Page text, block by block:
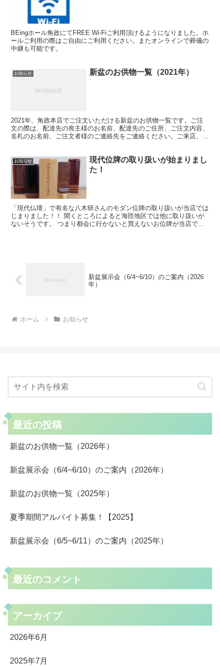
BEingホール角政にてFREE Wi-Fiご利用頂けるようになりました。ホ
ールご利用の際はご自由にご利用ください。またオンラインで葬儀の
中継も可能です。
お知らせ 新盆のお供物一覧（2021年）
2021年、角政本店でご注文いただける新盆のお供物一覧です。ご注
文の際は、配達先の喪主様のお名前、配達先のご住所、ご注文内容、
名札のお名前、ご注文者様のご連絡先をご連絡ください。ご来店、も
お知らせ
現代位牌の取り扱いが始まりまし
た！
「現代仏壇」で有名な八木研さんのモダン位牌の取り扱いが当店では
じまりました！！ 聞くところによると海匝地区では他に取り扱いが
ないそうです。 つまり都会に行かないと買えないお位牌が当店でご
新盆展示会（6/4~6/10）のご案内（2026
年）
ホーム お知らせ
最近の投稿
新盆のお供物一覧（2026年）
新盆展示会（6/4~6/10）のご案内（2026年）
新盆のお供物一覧（2025年）
夏季期間アルバイト募集！【2025】
新盆展示会（6/5~6/11）のご案内（2025年）
最近のコメント
アーカイブ
2026年6月
2025年7月